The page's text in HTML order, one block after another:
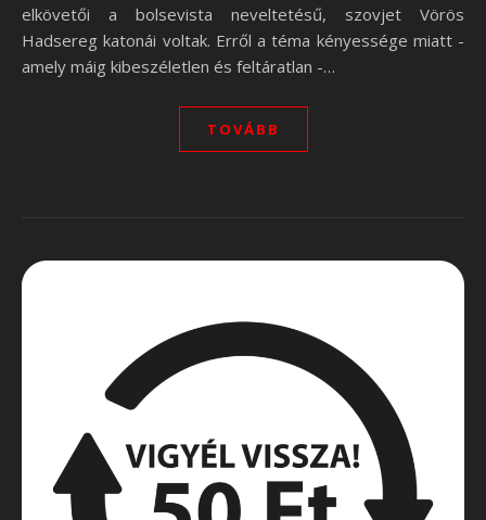
elkövetői a bolsevista neveltetésű, szovjet Vörös
Hadsereg katonái voltak. Erről a téma kényessége miatt -
amely máig kibeszéletlen és feltáratlan -…
TOVÁBB